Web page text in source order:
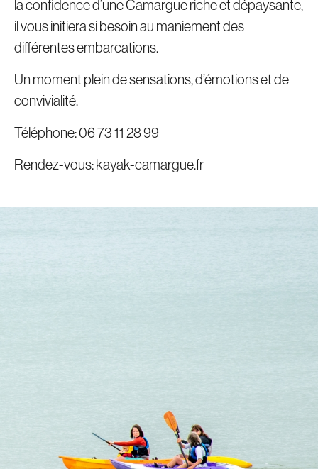
la confidence d’une Camargue riche et dépaysante,
il vous initiera si besoin au maniement des
différentes embarcations.
Un moment plein de sensations, d’émotions et de
convivialité.
Téléphone: 06 73 11 28 99
Rendez-vous:kayak-camargue.fr